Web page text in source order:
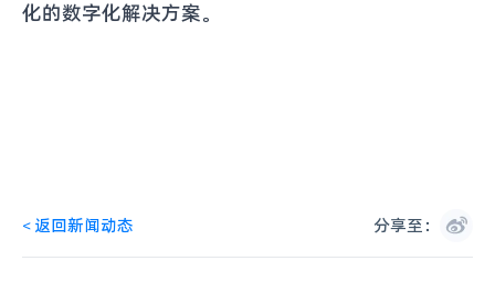
化的数字化解决方案。
< 返回新闻动态 分享至：